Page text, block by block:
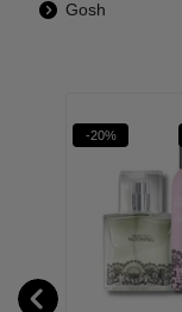
Gosh
-20%